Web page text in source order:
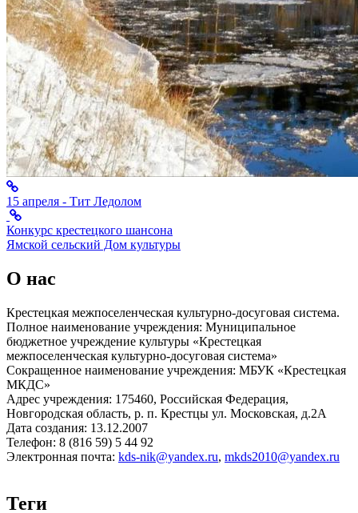
15 апреля - Тит Ледолом
Конкурс крестецкого шансона
Ямской сельский Дом культуры
О нас
Крестецкая межпоселенческая культурно-досуговая система.
Полное наименование учреждения: Муниципальное
бюджетное учреждение культуры «Крестецкая
межпоселенческая культурно-досуговая система»
Сокращенное наименование учреждения: МБУК «Крестецкая
МКДС»
Адрес учреждения: 175460, Российская Федерация,
Новгородская область, р. п. Крестцы ул. Московская, д.2А
Дата создания: 13.12.2007
Телефон: 8 (816 59) 5 44 92
Электронная почта: kds-nik@yandex.ru, mkds2010@yandex.ru
Теги